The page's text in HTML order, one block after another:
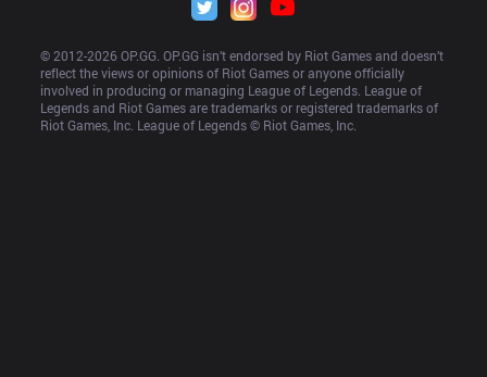
© 2012-2026 OP.GG. OP.GG isn’t endorsed by Riot Games and doesn’t
reflect the views or opinions of Riot Games or anyone officially
involved in producing or managing League of Legends. League of
Legends and Riot Games are trademarks or registered trademarks of
Riot Games, Inc. League of Legends © Riot Games, Inc.